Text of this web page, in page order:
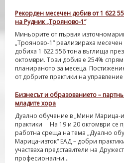
Рекорден месечен добив от 1 622
на Рудник „Трояново-1“
Миньорите от първия
„Трояново-1“ реализираха месечен
добиха 1 622 556 тона въглища
октомври. Този добив е 254%
планираното за месеца.
от добрите практики на
Бизнесът и образованието –
младите хора
Дуално обучение в „Мини Марица-
практики На 19 и 20 октомври се
работна среща на тема „Дуално
Марица-изток“ ЕАД – добри
участваха представители на
професионални...